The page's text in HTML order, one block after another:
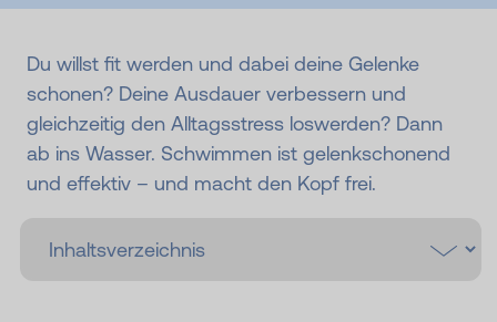
Du willst fit werden und dabei deine Gelenke
schonen? Deine Ausdauer verbessern und
gleichzeitig den Alltagsstress loswerden? Dann
ab ins Wasser. Schwimmen ist gelenkschonend
und effektiv – und macht den Kopf frei.